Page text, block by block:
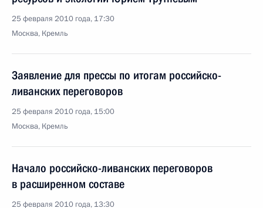
25 февраля 2010 года, 17:30
Москва, Кремль
Заявление для прессы по итогам российско-
ливанских переговоров
25 февраля 2010 года, 15:00
Москва, Кремль
Начало российско-ливанских переговоров
в расширенном составе
25 февраля 2010 года, 13:30